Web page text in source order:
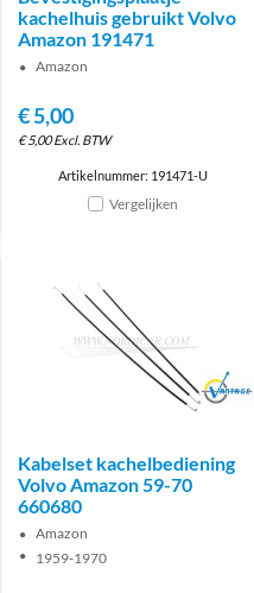
kachelhuis gebruikt Volvo
Amazon 191471
Amazon
€5,00
€5,00 Excl. BTW
Artikelnummer: 191471-U
Vergelijken
Brand
Kabelset kachelbediening
Volvo Amazon 59-70
660680
Amazon
1959-1970